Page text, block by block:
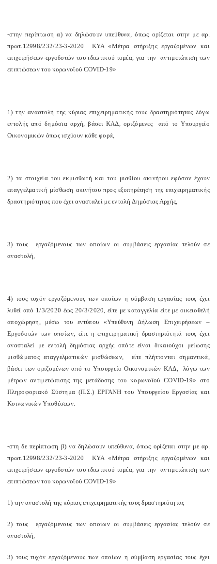
-στην περίπτωση α) να δηλώσουν υπεύθυνα, όπως ορίζεται στην με αρ.
πρωτ.12998/232/23-3-2020 ΚΥΑ «Μέτρα στήριξης εργαζομένων και
επιχειρήσεων-εργοδοτών του ιδιωτικού τομέα, για την αντιμετώπιση των
επιπτώσεων του κορωνοϊού COVID-19»
1) την αναστολή της κύριας επιχειρηματικής τους δραστηριότητας λόγω
εντολής από δημόσια αρχή, βάσει ΚΑΔ, οριζόμενες από το Υπουργείο
Οικονομικών όπως ισχύουν κάθε φορά,
2) τα στοιχεία του εκμισθωτή και του μισθίου ακινήτου εφόσον έχουν
επαγγελματική μίσθωση ακινήτου προς εξυπηρέτηση της επιχειρηματικής
δραστηριότητας που έχει ανασταλεί με εντολή Δημόσιας Αρχής,
3) τους εργαζόμενους των οποίων οι συμβάσεις εργασίας τελούν σε
αναστολή,
4) τους τυχόν εργαζόμενους των οποίων η σύμβαση εργασίας τους έχει
λυθεί από 1/3/2020 έως 20/3/2020, είτε με καταγγελία είτε με οικειοθελή
αποχώρηση, μέσω του εντύπου «Υπεύθυνη Δήλωση Επιχειρήσεων –
Εργοδοτών των οποίων, είτε η επιχειρηματική δραστηριότητά τους έχει
ανασταλεί με εντολή δημόσιας αρχής οπότε είναι δικαιούχοι μείωσης
μισθώματος επαγγελματικών μισθώσεων, είτε πλήττονται σημαντικά,
βάσει των οριζομένων από το Υπουργείο Οικονομικών ΚΑΔ, λόγω των
μέτρων αντιμετώπισης της μετάδοσης του κορωνοϊού COVID-19» στο
Πληροφοριακό Σύστημα (Π.Σ.) ΕΡΓΑΝΗ του Υπουργείου Εργασίας και
Κοινωνικών Υποθέσεων.
-στη δε περίπτωση β) να δηλώσουν υπεύθυνα, όπως ορίζεται στην με αρ.
πρωτ.12998/232/23-3-2020 ΚΥΑ «Μέτρα στήριξης εργαζομένων και
επιχειρήσεων-εργοδοτών του ιδιωτικού τομέα, για την αντιμετώπιση των
επιπτώσεων του κορωνοϊού COVID-19»
1) την αναστολή της κύριας επιχειρηματικής τους δραστηριότητας
2) τους εργαζόμενους των οποίων οι συμβάσεις εργασίας τελούν σε
αναστολή,
3) τους τυχόν εργαζόμενους των οποίων η σύμβαση εργασίας τους έχει